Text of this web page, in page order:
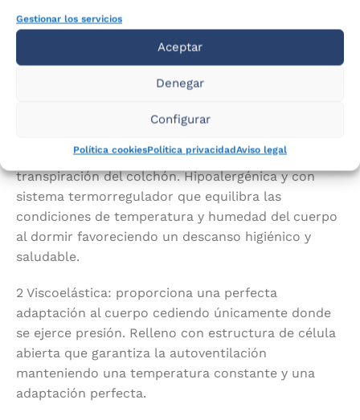
Gestionar los servicios
Aceptar
Denegar
Configurar
Política cookiesPolítica privacidadAviso legal
(mismas capas en ambas caras del colchón).
Colchón zZ2 Firm Airvex capa por capa:
máxima adaptación al bloque interior y la
transpiración del colchón. Hipoalergénica y con
sistema termorregulador que equilibra las
condiciones de temperatura y humedad del cuerpo
al dormir favoreciendo un descanso higiénico y
saludable.
2 Viscoelástica: proporciona una perfecta
adaptación al cuerpo cediendo únicamente donde
se ejerce presión. Relleno con estructura de célula
abierta que garantiza la autoventilación
manteniendo una temperatura constante y una
adaptación perfecta.